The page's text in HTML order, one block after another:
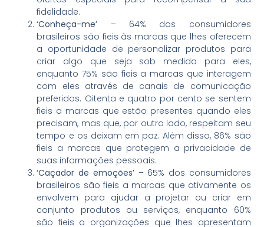
fidelidade.
‘Conheça-me’ – 64% dos consumidores
brasileiros são fieis às marcas que lhes oferecem
a oportunidade de personalizar produtos para
criar algo que seja sob medida para eles,
enquanto 75% são fieis a marcas que interagem
com eles através de canais de comunicação
preferidos. Oitenta e quatro por cento se sentem
fieis a marcas que estão presentes quando eles
precisam, mas que, por outro lado, respeitam seu
tempo e os deixam em paz. Além disso, 86% são
fieis a marcas que protegem a privacidade de
suas informações pessoais.
‘Caçador de emoções’– 65% dos consumidores
brasileiros são fieis a marcas que ativamente os
envolvem para ajudar a projetar ou criar em
conjunto produtos ou serviços, enquanto 60%
são fieis a organizações que lhes apresentam